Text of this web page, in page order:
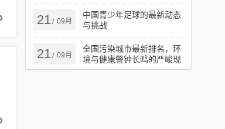
21 / 09月
中国青少年足球的最新动态
与挑战
21 / 09月
全国污染城市最新排名，环
境与健康警钟长鸣的严峻现
实